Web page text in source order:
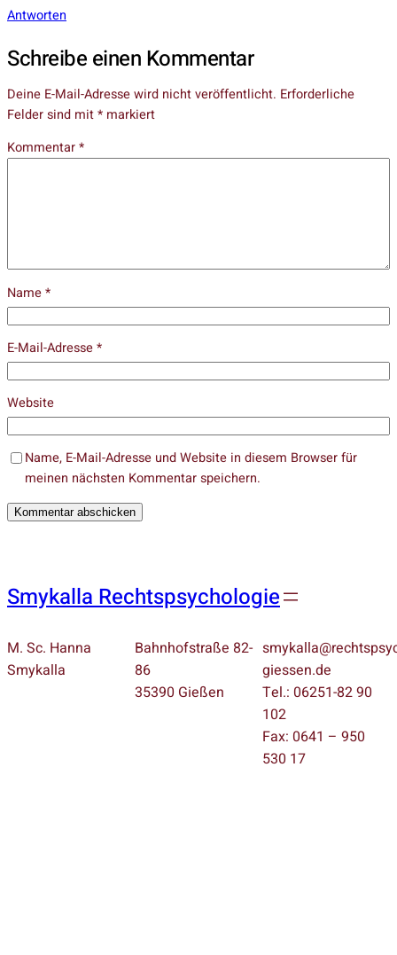
Antworten
Schreibe einen Kommentar
Deine E-Mail-Adresse wird nicht veröffentlicht. Erforderliche
Felder sind mit* markiert
Kommentar*
Name*
E-Mail-Adresse*
Website
Name, E-Mail-Adresse und Website in diesem Browser für
meinen nächsten Kommentar speichern.
Smykalla Rechtspsychologie
M. Sc. Hanna
Smykalla
Bahnhofstraße 82-
86
35390 Gießen
giessen.de
Tel.: 06251-82 90
102
Fax: 0641 – 950
530 17